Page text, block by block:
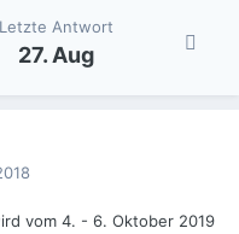
Letzte Antwort
27. Aug
vom 4. - 6. Oktober 2019